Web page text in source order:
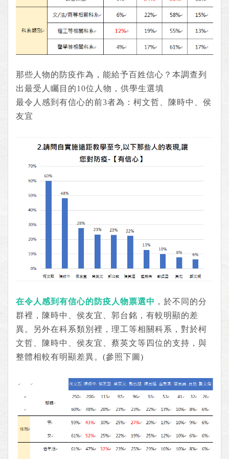
那些人物的防疫作為，能給予百姓信心？ 本調查列
出最受人矚目的10位人物，供學生選填
最令人感到有信心的前3者為：柯文哲、陳時中、侯
友宜
在令人感到有信心的防疫人物票選中 ，於不同的分
群裡，陳時中、侯友宜、郭台銘，有較明顯的差
異。另外在科系類別裡，理工等相關科系，對於柯
文哲、陳時中、侯友宜、蔡英文等四位的支持，與
整體相較有明顯差異。(參照下圖)